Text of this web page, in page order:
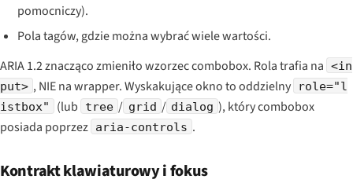
pomocniczy).
Pola tagów, gdzie można wybrać wiele wartości.
ARIA 1.2 znacząco zmieniło wzorzec combobox. Rola trafia na <in
put> , NIE na wrapper. Wyskakujące okno to oddzielny
role="l
istbox"
(lub tree / grid / dialog ), który combobox
posiada poprzez aria-controls .
Kontrakt klawiaturowy i fokus